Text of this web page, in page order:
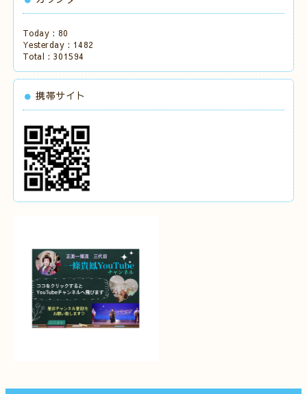
Today : 80
Yesterday : 1482
Total : 301594
携帯サイト